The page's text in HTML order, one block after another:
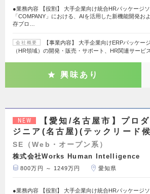
●業務内容 【役割】 大手企業向け統合HRパッケージ
「COMPANY」における、AIを活用した新機能開発お
存プロ…
会社概要
【事業内容】 大手企業向けERPパッケー
（HR領域）の開発・販売・サポート、HR関連サービ
興味あり
NEW
【愛知/名古屋市】プロ
ジニア(名古屋)(テックリード
SE（Web・オープン系）
株式会社Works Human Intelligence
800万円 ～ 1249万円 愛知県
●業務内容 【役割】 大手企業向け統合HRパッケージ